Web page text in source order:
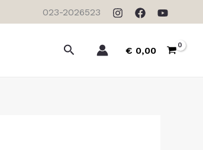
023-2026523
Zoeken € 0,00